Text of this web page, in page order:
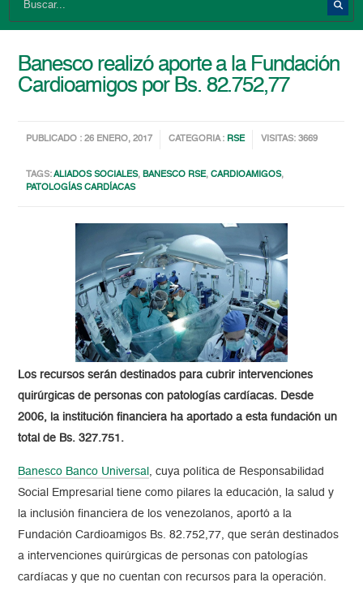
Banesco realizó aporte a la Fundación
Cardioamigos por Bs. 82.752,77
PUBLICADO : 26 ENERO, 2017 CATEGORIA : RSE VISITAS: 3669
TAGS:ALIADOS SOCIALES,BANESCO RSE,CARDIOAMIGOS,
PATOLOGÍAS CARDÍACAS
Los recursos serán destinados para cubrir intervenciones
quirúrgicas de personas con patologías cardíacas. Desde
2006, la institución financiera ha aportado a esta fundación un
total de Bs. 327.751.
Banesco Banco Universal , cuya política de Responsabilidad
Social Empresarial tiene como pilares la educación, la salud y
la inclusión financiera de los venezolanos, aportó a la
Fundación Cardioamigos Bs. 82.752,77, que serán destinados
a intervenciones quirúrgicas de personas con patologías
cardíacas y que no cuentan con recursos para la operación.